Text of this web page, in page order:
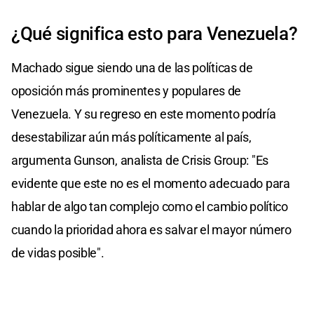
¿Qué significa esto para Venezuela?
Machado sigue siendo una de las políticas de
oposición más prominentes y populares de
Venezuela. Y su regreso en este momento podría
desestabilizar aún más políticamente al país,
argumenta Gunson, analista de Crisis Group: "Es
evidente que este no es el momento adecuado para
hablar de algo tan complejo como el cambio político
cuando la prioridad ahora es salvar el mayor número
de vidas posible".